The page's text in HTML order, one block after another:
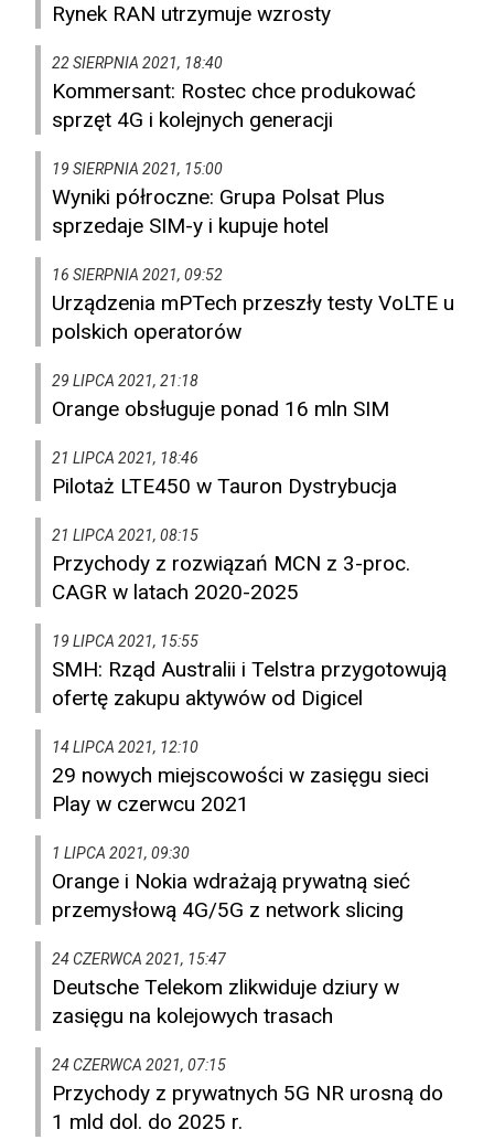
Rynek RAN utrzymuje wzrosty
22 SIERPNIA 2021, 18:40
Kommersant: Rostec chce produkować
sprzęt 4G i kolejnych generacji
19 SIERPNIA 2021, 15:00
Wyniki półroczne: Grupa Polsat Plus
sprzedaje SIM-y i kupuje hotel
16 SIERPNIA 2021, 09:52
Urządzenia mPTech przeszły testy VoLTE u
polskich operatorów
29 LIPCA 2021, 21:18
Orange obsługuje ponad 16 mln SIM
21 LIPCA 2021, 18:46
Pilotaż LTE450 w Tauron Dystrybucja
21 LIPCA 2021, 08:15
Przychody z rozwiązań MCN z 3-proc.
CAGR w latach 2020-2025
19 LIPCA 2021, 15:55
SMH: Rząd Australii i Telstra przygotowują
ofertę zakupu aktywów od Digicel
14 LIPCA 2021, 12:10
29 nowych miejscowości w zasięgu sieci
Play w czerwcu 2021
1 LIPCA 2021, 09:30
Orange i Nokia wdrażają prywatną sieć
przemysłową 4G/5G z network slicing
24 CZERWCA 2021, 15:47
Deutsche Telekom zlikwiduje dziury w
zasięgu na kolejowych trasach
24 CZERWCA 2021, 07:15
Przychody z prywatnych 5G NR urosną do
1 mld dol. do 2025 r.